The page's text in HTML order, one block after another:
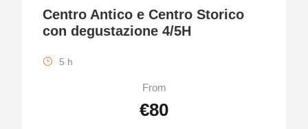
Centro Antico e Centro Storico
con degustazione 4/5H
5 h
From
€80